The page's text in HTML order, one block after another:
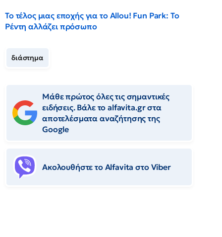
Το τέλος μιας εποχής για το Allou! Fun Park: Το
Ρέντη αλλάζει πρόσωπο
διάστημα
Μάθε πρώτος όλες τις σημαντικές
ειδήσεις. Βάλε το alfavita.gr στα
αποτελέσματα αναζήτησης της
Google
Ακολουθήστε το Αlfavita στο Viber